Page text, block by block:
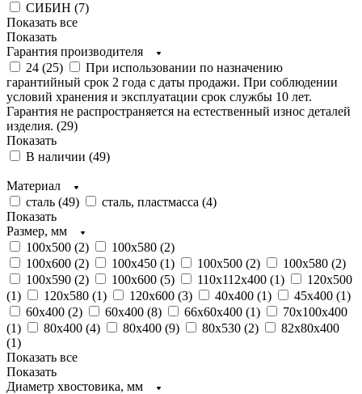
СИБИН (7)
Показать все
Показать
Гарантия производителя
24 (25)
При использовании по назначению
гарантийный срок 2 года с даты продажи. При соблюдении
условий хранения и эксплуатации срок службы 10 лет.
Гарантия не распространяется на естественный износ деталей
изделия. (29)
Показать
В наличии (49)
Материал
сталь (49) сталь, пластмасса (4)
Показать
Размер, мм
100x500 (2) 100x580 (2)
100x600 (2) 100х450 (1) 100х500 (2) 100х580 (2)
100х590 (2) 100х600 (5) 110х112х400 (1)
120х500
(1) 120х580 (1) 120х600 (3) 40х400 (1) 45х400 (1)
60x400 (2) 60х400 (8) 66х60х400 (1)
70х100х400
(1) 80x400 (4) 80х400 (9) 80х530 (2)
82х80х400
(1)
Показать все
Показать
Диаметр хвостовика, мм